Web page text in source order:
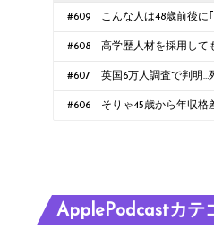
という絶望
#609 こんな人は48歳前後に
外な共通点
#608 高学歴人材を採用して
#607 英国6万人調査で判明…
#606 そりゃ45歳から年収格
ApplePodcastカテ